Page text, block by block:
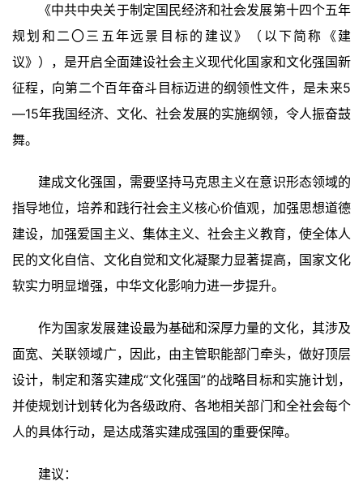
《中共中央关于制定国民经济和社会发展第十四个五年
规划和二〇三五年远景目标的建议》（以下简称《建
议》），是开启全面建设社会主义现代化国家和文化强国新
征程，向第二个百年奋斗目标迈进的纲领性文件，是未来5
—15年我国经济、文化、社会发展的实施纲领，令人振奋鼓
舞。
建成文化强国，需要坚持马克思主义在意识形态领域的
指导地位，培养和践行社会主义核心价值观，加强思想道德
建设，加强爱国主义、集体主义、社会主义教育，使全体人
民的文化自信、文化自觉和文化凝聚力显著提高，国家文化
软实力明显增强，中华文化影响力进一步提升。
作为国家发展建设最为基础和深厚力量的文化，其涉及
面宽、关联领域广，因此，由主管职能部门牵头，做好顶层
设计，制定和落实建成“文化强国”的战略目标和实施计划，
并使规划计划转化为各级政府、各地相关部门和全社会每个
人的具体行动，是达成落实建成强国的重要保障。
建议：